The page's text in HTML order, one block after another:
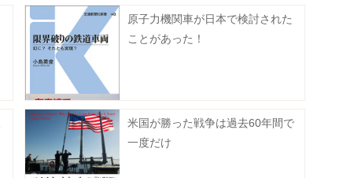
原子力機関車が日本で検討された
ことがあった！
米国が勝った戦争は過去60年間で
一度だけ